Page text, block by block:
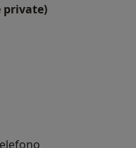
private)